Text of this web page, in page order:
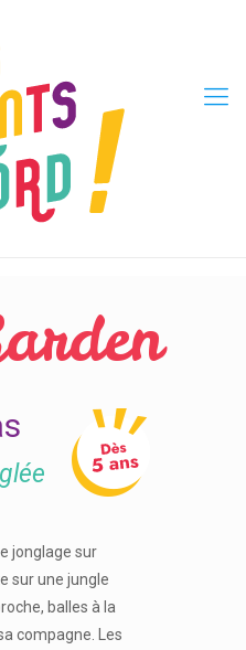
jonglage sur
sur une jungle
balles à la
compagne. Les